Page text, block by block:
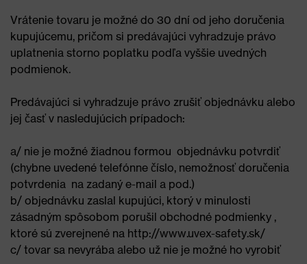
Vrátenie tovaru je možné do 30 dní od jeho doručenia
kupujúcemu, pričom si predávajúci vyhradzuje právo
uplatnenia storno poplatku podľa vyššie uvedných
podmienok.
Predávajúci si vyhradzuje právo zrušiť objednávku alebo
jej časť v nasledujúcich prípadoch:
a/ nie je možné žiadnou formou objednávku potvrdiť
(chybne uvedené telefónne číslo, nemožnosť doručenia
potvrdenia na zadaný e-mail a pod.)
b/ objednávku zaslal kupujúci, ktorý v minulosti
zásadným spôsobom porušil obchodné podmienky ,
ktoré sú zverejnené na http://www.uvex-safety.sk/
c/ tovar sa nevyrába alebo už nie je možné ho vyrobiť